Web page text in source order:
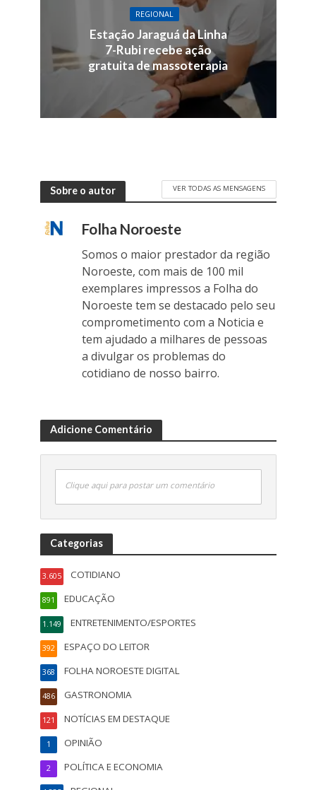
REGIONAL
Estação Jaraguá da Linha
7-Rubi recebe ação
gratuita de massoterapia
Sobre o autor VER TODAS AS MENSAGENS
Folha Noroeste
Somos o maior prestador da região
Noroeste, com mais de 100 mil
exemplares impressos a Folha do
Noroeste tem se destacado pelo seu
comprometimento com a Noticia e
tem ajudado a milhares de pessoas
a divulgar os problemas do
cotidiano de nosso bairro.
Adicione Comentário
Clique aqui para postar um comentário
Categorias
COTIDIANO
3.605
EDUCAÇÃO
891
ENTRETENIMENTO/ESPORTES
1.149
ESPAÇO DO LEITOR
392
FOLHA NOROESTE DIGITAL
368
GASTRONOMIA
486
NOTÍCIAS EM DESTAQUE
121
OPINIÃO
1
POLÍTICA E ECONOMIA
2